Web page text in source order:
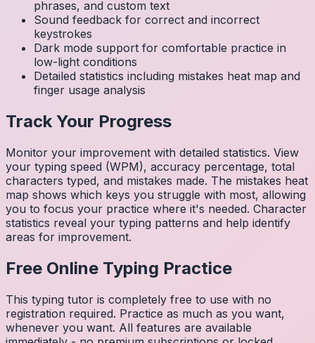
phrases, and custom text
Sound feedback for correct and incorrect
keystrokes
Dark mode support for comfortable practice in
low-light conditions
Detailed statistics including mistakes heat map and
finger usage analysis
Track Your Progress
Monitor your improvement with detailed statistics. View
your typing speed (WPM), accuracy percentage, total
characters typed, and mistakes made. The mistakes heat
map shows which keys you struggle with most, allowing
you to focus your practice where it's needed. Character
statistics reveal your typing patterns and help identify
areas for improvement.
Free Online Typing Practice
This typing tutor is completely free to use with no
registration required. Practice as much as you want,
whenever you want. All features are available